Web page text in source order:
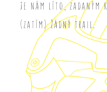
Je nám líto, zadaným
(zatím) žádný trail.